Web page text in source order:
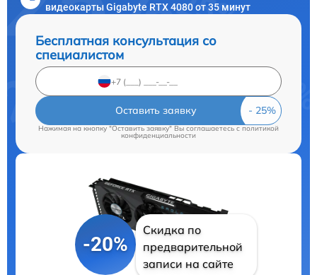
видеокарты Gigabyte RTX 4080 от 35 минут
Бесплатная консультация со
специалистом
Оставить заявку
Нажимая на кнопку "Оставить заявку" Вы соглашаетесь c политикой
конфиденциальности
-20%
Скидка по
предварительной
записи на сайте